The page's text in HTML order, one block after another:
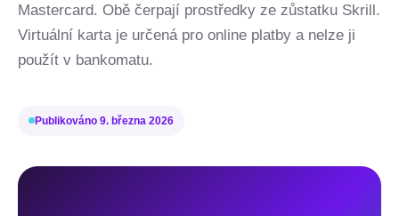
Mastercard. Obě čerpají prostředky ze zůstatku Skrill.
Virtuální karta je určená pro online platby a nelze ji
použít v bankomatu.
Publikováno 9. března 2026